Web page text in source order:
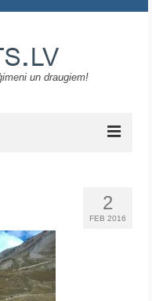
un draugiem!
2
FEB 2016